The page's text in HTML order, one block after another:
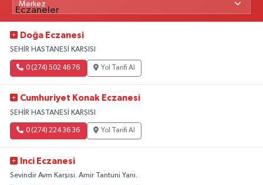
Doğa Eczanesi
ŞEHİR HASTANESİ KARŞISI
0 (274) 502 46 76 Yol Tarifi Al
Cumhuriyet Konak Eczanesi
ŞEHİR HASTANESİ KARŞISI
0 (274) 224 36 36 Yol Tarifi Al
Inci Eczanesi
Sevindir Avm Karşısı. Amir Tantuni Yanı.